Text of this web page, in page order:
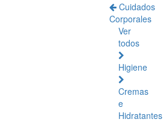
Cuidados
Corporales
Ver
todos
Higiene
Cremas
e
Hidratantes